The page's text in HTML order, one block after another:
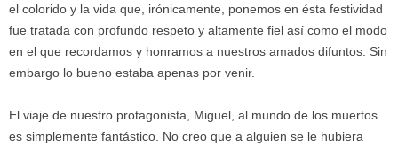
el colorido y la vida que, irónicamente, ponemos en ésta festividad
fue tratada con profundo respeto y altamente fiel así como el modo
en el que recordamos y honramos a nuestros amados difuntos. Sin
embargo lo bueno estaba apenas por venir.
El viaje de nuestro protagonista, Miguel, al mundo de los muertos
es simplemente fantástico. No creo que a alguien se le hubiera